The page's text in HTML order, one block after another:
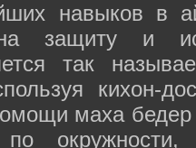
навыков в
защиту и
так
кихон-
маха
по